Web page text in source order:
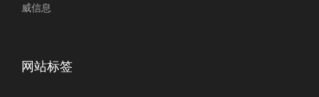
威信息
网站标签